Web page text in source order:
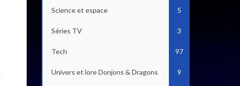
Science et espace 5
Séries TV 3
Tech 97
Univers et lore Donjons & Dragons 9